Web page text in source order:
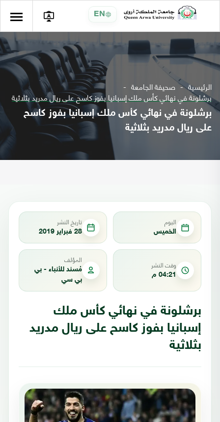
EN
الرئيسية صحيفة الجامعة
برشلونة في نهائي كأس ملك إسبانيا بفوز كاسح على ريال مدريد بثلاثية
برشلونة في نهائي كأس ملك إسبانيا بفوز كاسح
على ريال مدريد بثلاثية
اليوم
الخميس
تاريخ النشر
28 فبراير 2019
وقت النشر
04:21 م
المؤلف
مُسند للأنباء - بي
بي سي
برشلونة في نهائي كأس ملك
إسبانيا بفوز كاسح على ريال مدريد
بثلاثية